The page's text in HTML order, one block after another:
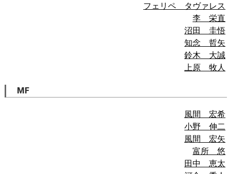
フェリペ タヴァレス
李 栄直
沼田 圭悟
知念 哲矢
鈴木 大誠
上原 牧人
MF
風間 宏希
小野 伸二
風間 宏矢
富所 悠
田中 恵太